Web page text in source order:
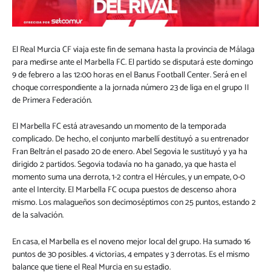
El Real Murcia CF viaja este fin de semana hasta la provincia de Málaga
para medirse ante el Marbella FC. El partido se disputará este domingo
9 de febrero a las 12:00 horas en el Banus Football Center. Será en el
choque correspondiente a la jornada número 23 de liga en el grupo II
de Primera Federación.
El Marbella FC está atravesando un momento de la temporada
complicado. De hecho, el conjunto marbellí destituyó a su entrenador
Fran Beltrán el pasado 20 de enero. Abel Segovia le sustituyó y ya ha
dirigido 2 partidos. Segovia todavía no ha ganado, ya que hasta el
momento suma una derrota, 1-2 contra el Hércules, y un empate, 0-0
ante el Intercity. El Marbella FC ocupa puestos de descenso ahora
mismo. Los malagueños son decimoséptimos con 25 puntos, estando 2
de la salvación.
En casa, el Marbella es el noveno mejor local del grupo. Ha sumado 16
puntos de 30 posibles. 4 victorias, 4 empates y 3 derrotas. Es el mismo
balance que tiene el Real Murcia en su estadio.